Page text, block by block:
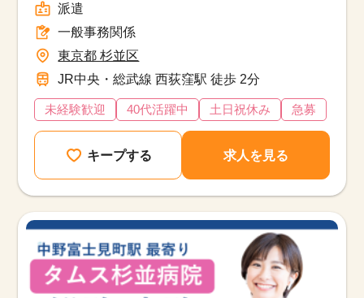
派遣
一般事務関係
東京都 杉並区
JR中央・総武線 西荻窪駅 徒歩 2分
未経験歓迎 40代活躍中 土日祝休み 急募
キープする 求人を見る